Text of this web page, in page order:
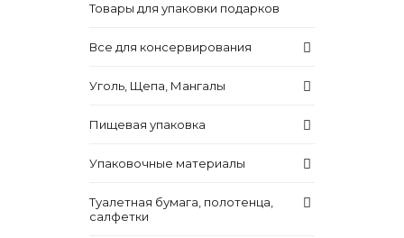
Товары для упаковки подарков
Все для консервирования
Уголь, Щепа, Мангалы
Пищевая упаковка
Упаковочные материалы
Туалетная бумага, полотенца,
салфетки